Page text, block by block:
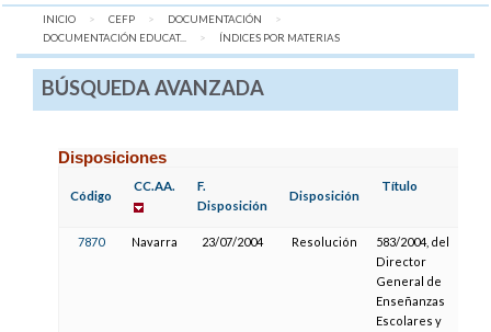
INICIO CEFP
DOCUMENTACIÓN
DOCUMENTACIÓN EDUCAT...
AQUÍ:
ÍNDICES POR MATERIAS
BÚSQUEDA AVANZADA
Disposiciones
Código
CC.AA.
F.
Disposición
Disposición
Título
7870 Navarra 23/07/2004 Resolución
583/2004, del
Director
General de
Enseñanzas
Escolares y